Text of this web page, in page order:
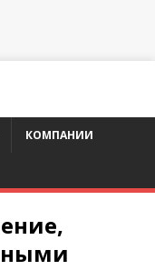
КОМПАНИИ